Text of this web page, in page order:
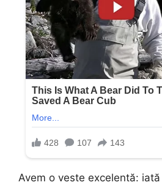
Avem o veste excelentă: